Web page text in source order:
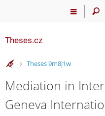
Theses.cz
>
Theses 9m8j1w
Mediation in
Geneva